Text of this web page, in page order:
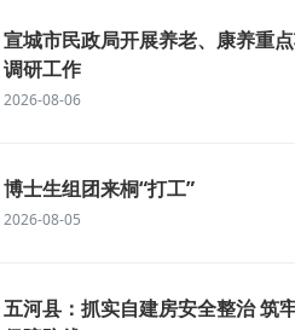
宣城市民政局开展养老、康养重
调研工作
2026-08-06
博士生组团来桐“打工”
2026-08-05
五河县：抓实自建房安全整治 筑